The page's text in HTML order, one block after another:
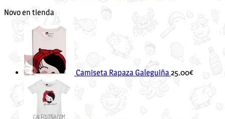
Novo en tienda
Camiseta Rapaza Galeguiña 25.00€